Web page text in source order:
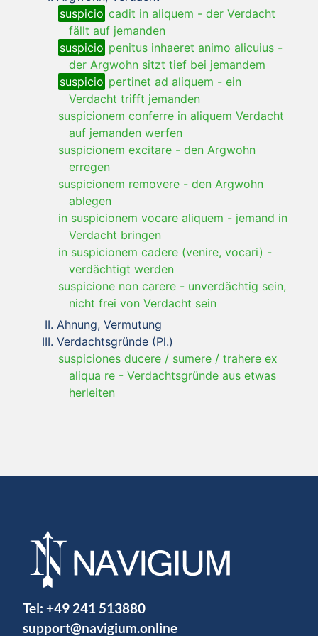
suspicio cadit in aliquem - der Verdacht
fällt auf jemanden
suspicio penitus inhaeret animo alicuius -
der Argwohn sitzt tief bei jemandem
suspicio pertinet ad aliquem - ein
Verdacht trifft jemanden
suspicionem conferre in aliquem Verdacht
auf jemanden werfen
suspicionem excitare - den Argwohn
erregen
suspicionem removere - den Argwohn
ablegen
in suspicionem vocare aliquem - jemand in
Verdacht bringen
in suspicionem cadere (venire, vocari) -
verdächtigt werden
suspicione non carere - unverdächtig sein,
nicht frei von Verdacht sein
Ahnung, Vermutung
Verdachtsgründe (Pl.)
suspiciones ducere / sumere / trahere ex
aliqua re - Verdachtsgründe aus etwas
herleiten
Tel: +49 241 513880
support@navigium.online